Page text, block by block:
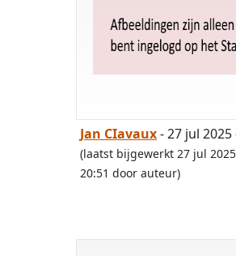
Jan CIavaux- 27 jul 2025
(laatst bijgewerkt 27 jul
20:51 door auteur)